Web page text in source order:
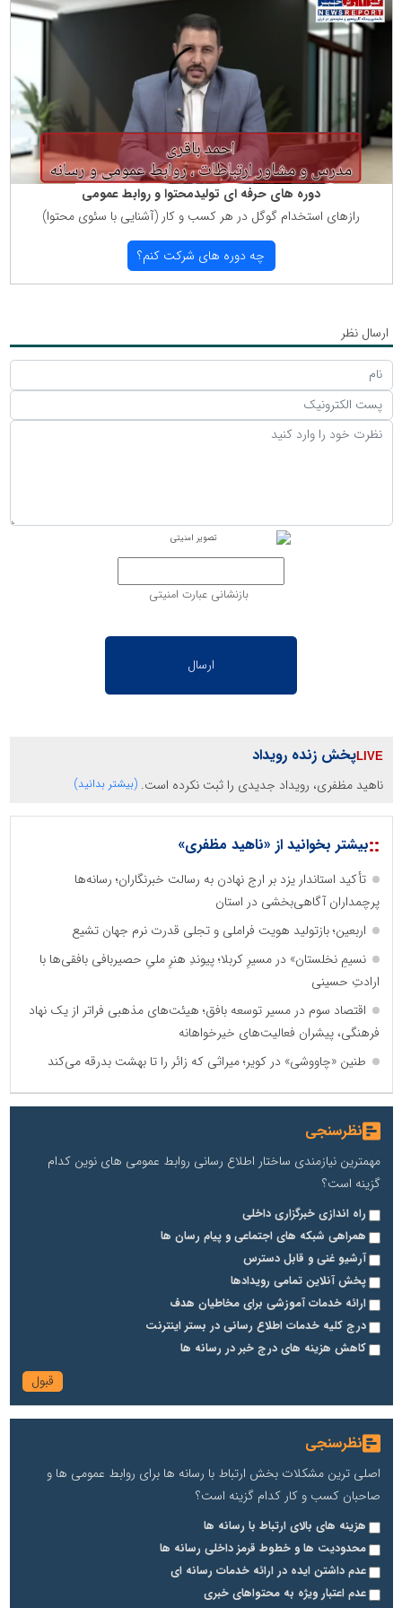
دوره های حرفه ای تولیدمحتوا و روابط عمومی
رازهای استخدام گوگل در هر كسب و كار (آشنایی با سئوی محتوا)
چه دوره های شركت كنم؟
ارسال نظر
بازنشانی عبارت امنیتی
پخش زنده رویداد
ناهید مظفری، رویداد جدیدی را ثبت نکرده است. (بیشتر بدانید)
::بیشتر بخوانید از «ناهید مظفری»
تأکید استاندار یزد بر ارج نهادن به رسالت خبرنگاران؛ رسانه‌ها
پرچمداران آگاهی‌بخشی در استان
اربعین؛ بازتولید هویت فراملی و تجلی قدرت نرم جهان تشیع
نسیمِ نخلستان» در مسیرِ کربلا؛ پیوندِ هنرِ ملیِ حصیربافی بافقی‌ها با
ارادتِ حسینی
اقتصاد سوم در مسیر توسعه بافق؛ هیئت‌های مذهبی فراتر از یک نهاد
فرهنگی، پیشران فعالیت‌های خیرخواهانه
طنین «چاووشی» در کویر؛ میراثی که زائر را تا بهشت بدرقه می‌کند
نظرسنجی
مهمترین نیازمندی ساختار اطلاع رسانی روابط عمومی های نوین کدام
گزینه است؟
راه اندازی خبرگزاری داخلی
همراهی شبکه های اجتماعی و پیام رسان ها
آرشیو غنی و قابل دسترس
پخش آنلاین تمامی رویدادها
ارائه خدمات آموزشی برای مخاطیان هدف
درج کلیه خدمات اطلاع رسانی در بستر اینترنت
کاهش هزینه های درج خبر در رسانه ها
نظرسنجی
اصلی ترین مشکلات بخش ارتباط با رسانه ها برای روابط عمومی ها و
صاحبان کسب و کار کدام گزینه است؟
هزینه های بالای ارتباط با رسانه ها
محدودیت ها و خطوط قرمز داخلی رسانه ها
عدم داشتن ایده در ارائه خدمات رسانه ای
عدم اعتبار ویژه به محتواهای خبری